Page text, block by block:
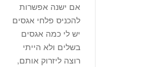
אם ישנה אפשרות
להכניס פלחי אגסים
יש לי כמה אגסים
בשלים ולא הייתי
רוצה ליזרוק אותם,